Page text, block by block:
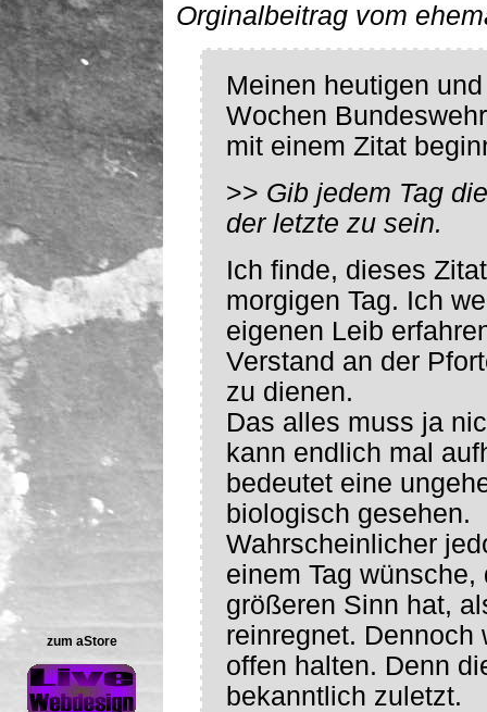
zum aStore
Orginalbeitrag vom
Meinen heutigen
Wochen
mit einem Zitat
>> Gib jedem Tag
der letzte zu sein.
Ich finde, dieses
morgigen Tag. Ich
eigenen Leib
Verstand an der
zu dienen.
Das alles muss ja
kann endlich mal
bedeutet eine
biologisch gesehen.
Wahrscheinlicher
einem Tag
größeren Sinn hat,
reinregnet.
offen halten. Denn
bekanntlich zuletzt.